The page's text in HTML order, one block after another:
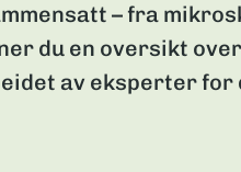
– fra
du en oversikt
av eksperter for